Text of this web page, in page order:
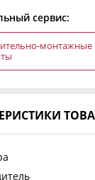
сервис:
монтажные